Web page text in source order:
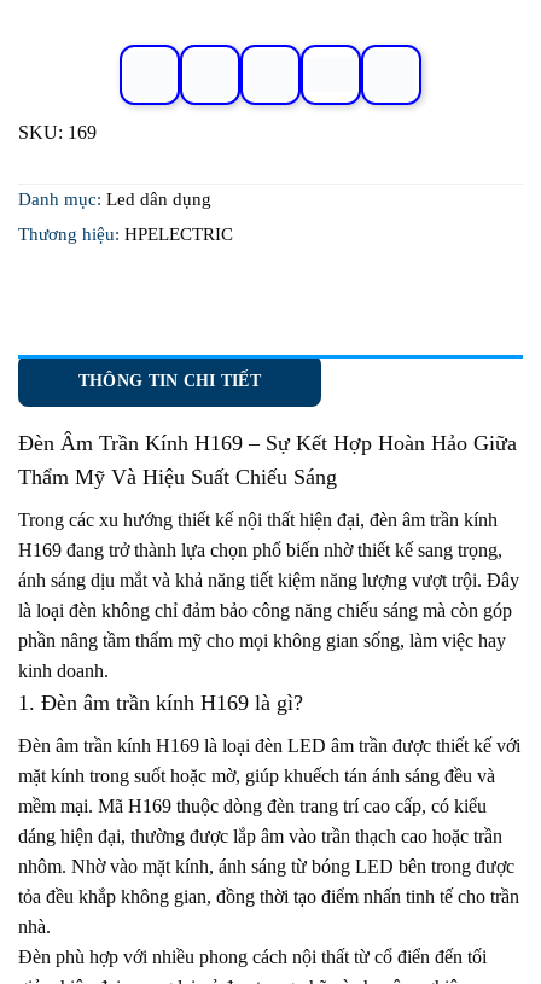
SKU: 169
Danh mục: Led dân dụng
Thương hiệu: HPELECTRIC
THÔNG TIN CHI TIẾT
Đèn Âm Trần Kính H169 – Sự Kết Hợp Hoàn Hảo Giữa
Thẩm Mỹ Và Hiệu Suất Chiếu Sáng
Trong các xu hướng thiết kế nội thất hiện đại, đèn âm trần kính
H169 đang trở thành lựa chọn phổ biến nhờ thiết kế sang trọng,
ánh sáng dịu mắt và khả năng tiết kiệm năng lượng vượt trội. Đây
là loại đèn không chỉ đảm bảo công năng chiếu sáng mà còn góp
phần nâng tầm thẩm mỹ cho mọi không gian sống, làm việc hay
kinh doanh.
1. Đèn âm trần kính H169 là gì?
Đèn âm trần kính H169 là loại đèn LED âm trần được thiết kế với
mặt kính trong suốt hoặc mờ, giúp khuếch tán ánh sáng đều và
mềm mại. Mã H169 thuộc dòng đèn trang trí cao cấp, có kiểu
dáng hiện đại, thường được lắp âm vào trần thạch cao hoặc trần
nhôm. Nhờ vào mặt kính, ánh sáng từ bóng LED bên trong được
tỏa đều khắp không gian, đồng thời tạo điểm nhấn tinh tế cho trần
nhà.
Đèn phù hợp với nhiều phong cách nội thất từ cổ điển đến tối